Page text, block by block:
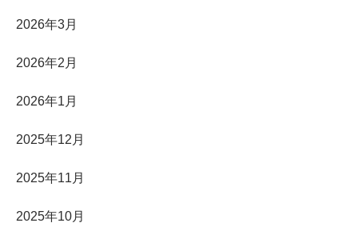
2026年3月
2026年2月
2026年1月
2025年12月
2025年11月
2025年10月